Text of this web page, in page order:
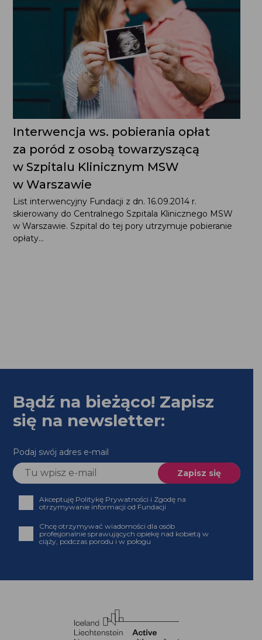
Interwencja ws. pobierania opłat
za poród z osobą towarzyszącą
w Szpitalu Klinicznym MSW
w Warszawie
List interwencyjny Fundacji z dn. 16.09.2014 r. skierowany
do Centralnego Szpitala Klinicznego MSW w Warszawie.
Szpital do tej pory utrzymuje pobieranie opłaty...
Akceptuję Politykę Prywatności i Zgodę na
otrzymywanie informacji od Fundacji
porodu i w połogu
finansowanego z Funduszy EOG